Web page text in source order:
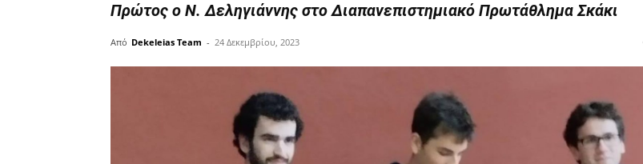
Πρώτος ο Ν. Δεληγιάννης στο Διαπανεπιστημιακό Πρωτάθλημα Σκάκι
Από Dekeleias Team - 24 Δεκεμβρίου, 2023